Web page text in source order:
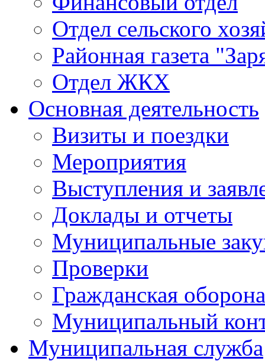
Отдел сельского
Районная газета
Отдел ЖКХ
Основная деятельность
Визиты и поездки
Мероприятия
Выступления и
Доклады и отчеты
Муниципальные
Проверки
Гражданская
Муниципальный
Муниципальная служба